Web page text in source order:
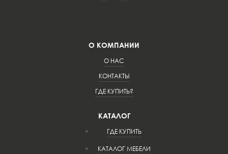
О КОМПАНИИ
О НАС
КОНТАКТЫ
ГДЕ КУПИТЬ?
КАТАЛОГ
ГДЕ КУПИТЬ
КАТАЛОГ МЕБЕЛИ